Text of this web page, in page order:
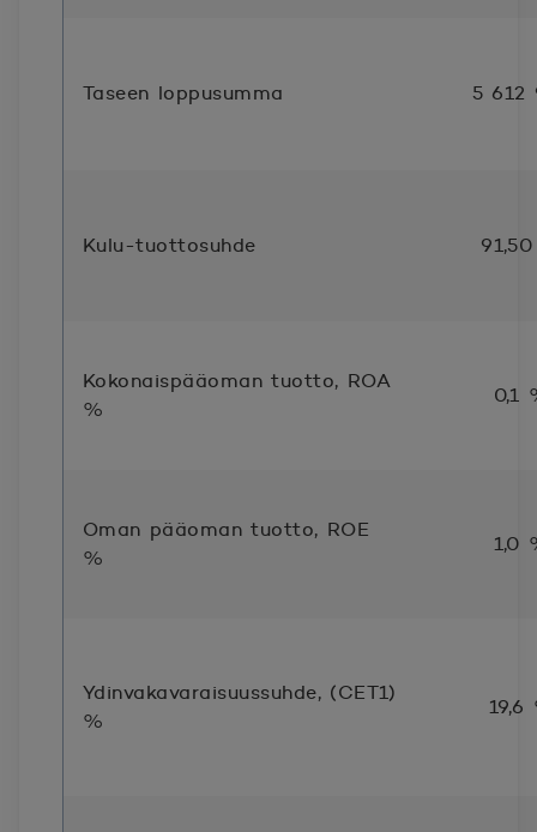
Taseen loppusumma 5 612
Kulu-tuottosuhde
Kokonaispääoman tuotto, ROA
%
0,1
Oman pääoman tuotto, ROE
%
1,0
Ydinvakavaraisuussuhde, (CET1)
%
19,6